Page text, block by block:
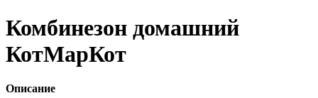
Комбинезон домашний
КотМарКот
Описание